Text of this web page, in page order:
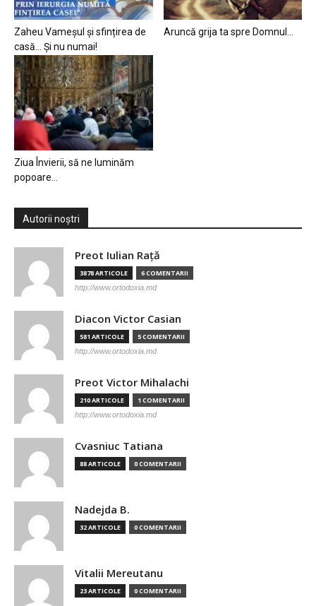
Zaheu Vameșul și sfințirea de
casă… Și nu numai!
Aruncă grija ta spre Domnul…
Ziua Învierii, să ne luminăm
popoare…
Autorii noștri
Preot Iulian Raţă
3878 ARTICOLE 6 COMENTARII
http://www.ortodoxia.md
Diacon Victor Casian
581 ARTICOLE 5 COMENTARII
http://www.ortodoxia.md
Preot Victor Mihalachi
210 ARTICOLE 1 COMENTARII
http://www.ortodoxia.md
Cvasniuc Tatiana
88 ARTICOLE 0 COMENTARII
Nadejda B.
32 ARTICOLE 0 COMENTARII
Vitalii Mereutanu
23 ARTICOLE 0 COMENTARII